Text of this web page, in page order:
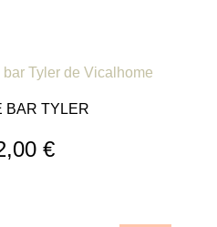
BAR TYLER
€